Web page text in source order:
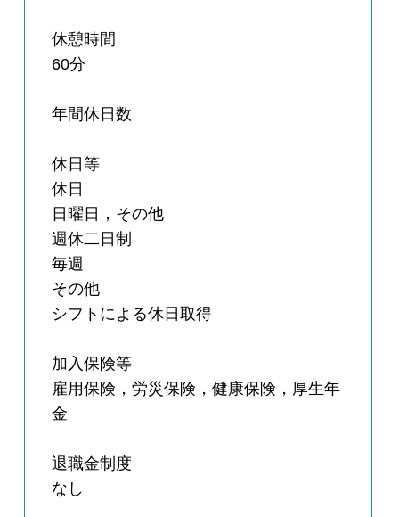
休憩時間
60分
年間休日数
休日等
休日
日曜日，その他
週休二日制
毎週
その他
シフトによる休日取得
加入保険等
雇用保険，労災保険，健康保険，厚生年
金
退職金制度
なし